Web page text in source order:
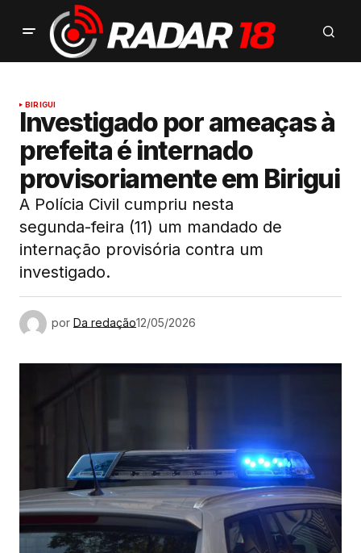
BIRIGUI
Investigado por ameaças à
prefeita é internado
provisoriamente em Birigui
A Polícia Civil cumpriu nesta
segunda-feira (11) um mandado de
internação provisória contra um
investigado.
por Da redação12/05/2026